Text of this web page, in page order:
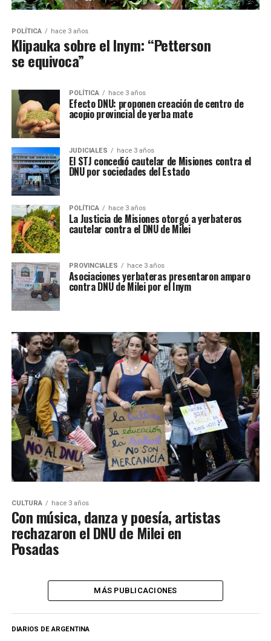
POLÍTICA hace 3 años
Klipauka sobre el Inym: “Petterson
se equivoca”
POLÍTICA hace 3 años
Efecto DNU: proponen creación de centro de
acopio provincial de yerba mate
JUDICIALES hace 3 años
El STJ concedió cautelar de Misiones contra el
DNU por sociedades del Estado
POLÍTICA hace 3 años
La Justicia de Misiones otorgó a yerbateros
cautelar contra el DNU de Milei
PROVINCIALES hace 3 años
Asociaciones yerbateras presentaron amparo
contra DNU de Milei por el Inym
CULTURA hace 3 años
Con música, danza y poesía, artistas
rechazaron el DNU de Milei en
Posadas
MÁS PUBLICACIONES
DIARIOS DE ARGENTINA